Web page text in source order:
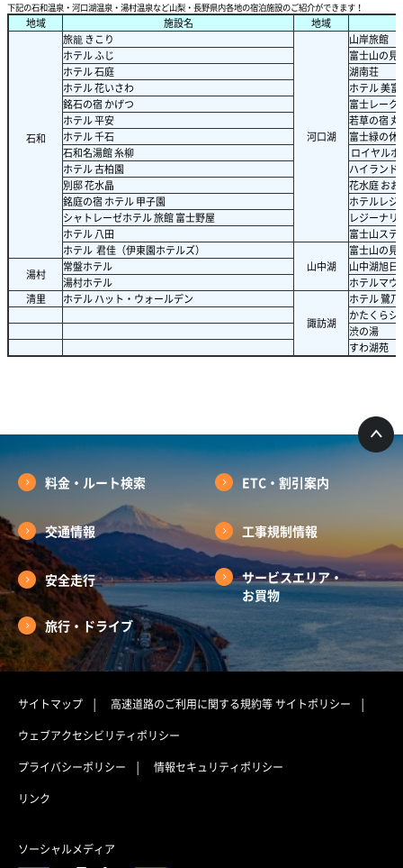
下記の石和温泉・河口湖温泉・湯村温泉など山梨・長野県内各地の宿泊施設のご紹介ができます！
地域 施設名 地域
石和
旅籠 きこり
河口湖
山岸旅館
ホテル ふじ
富士山の見
ホテル 石庭
湖南荘
ホテル 花いさわ
ホテル 美
銘石の宿 かげつ
富士レーク
ホテル 平安
若草の宿 丸
ホテル 千石
富士緑の休
石和名湯館 糸柳
ロイヤル
ホテル 古柏園
ハイランド
別邸 花水晶
花水庭 おお
銘庭の宿 ホテル 甲子園
ホテルレジ
シャトレーゼホテル 旅館 富士野屋
レジーナ
ホテル 八田
富士山ステ
ホテル 君佳（伊東園ホテルズ）
山中湖
富士山の見
湯村
常盤ホテル
山中湖旭日
湯村ホテル
ホテルマウ
清里
ホテル ハット・ウォールデン
諏訪湖
ホテル 鷺乃
かたくらシ
渋の湯
すわ湖苑
料金・ルート検索 ETC・割引案内
交通情報 工事規制情報
安全走行
サービスエリア・
お買物
旅行・ドライブ
サイトマップ 高速道路のご利用に関する規約等サイトポリシー
ウェブアクセシビリティポリシー
プライバシーポリシー
情報セキュリティポリシー
リンク
ソーシャルメディア